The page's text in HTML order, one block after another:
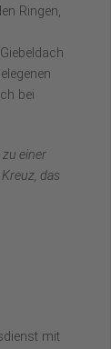
Ringen,
bei
zu einer
das
mit